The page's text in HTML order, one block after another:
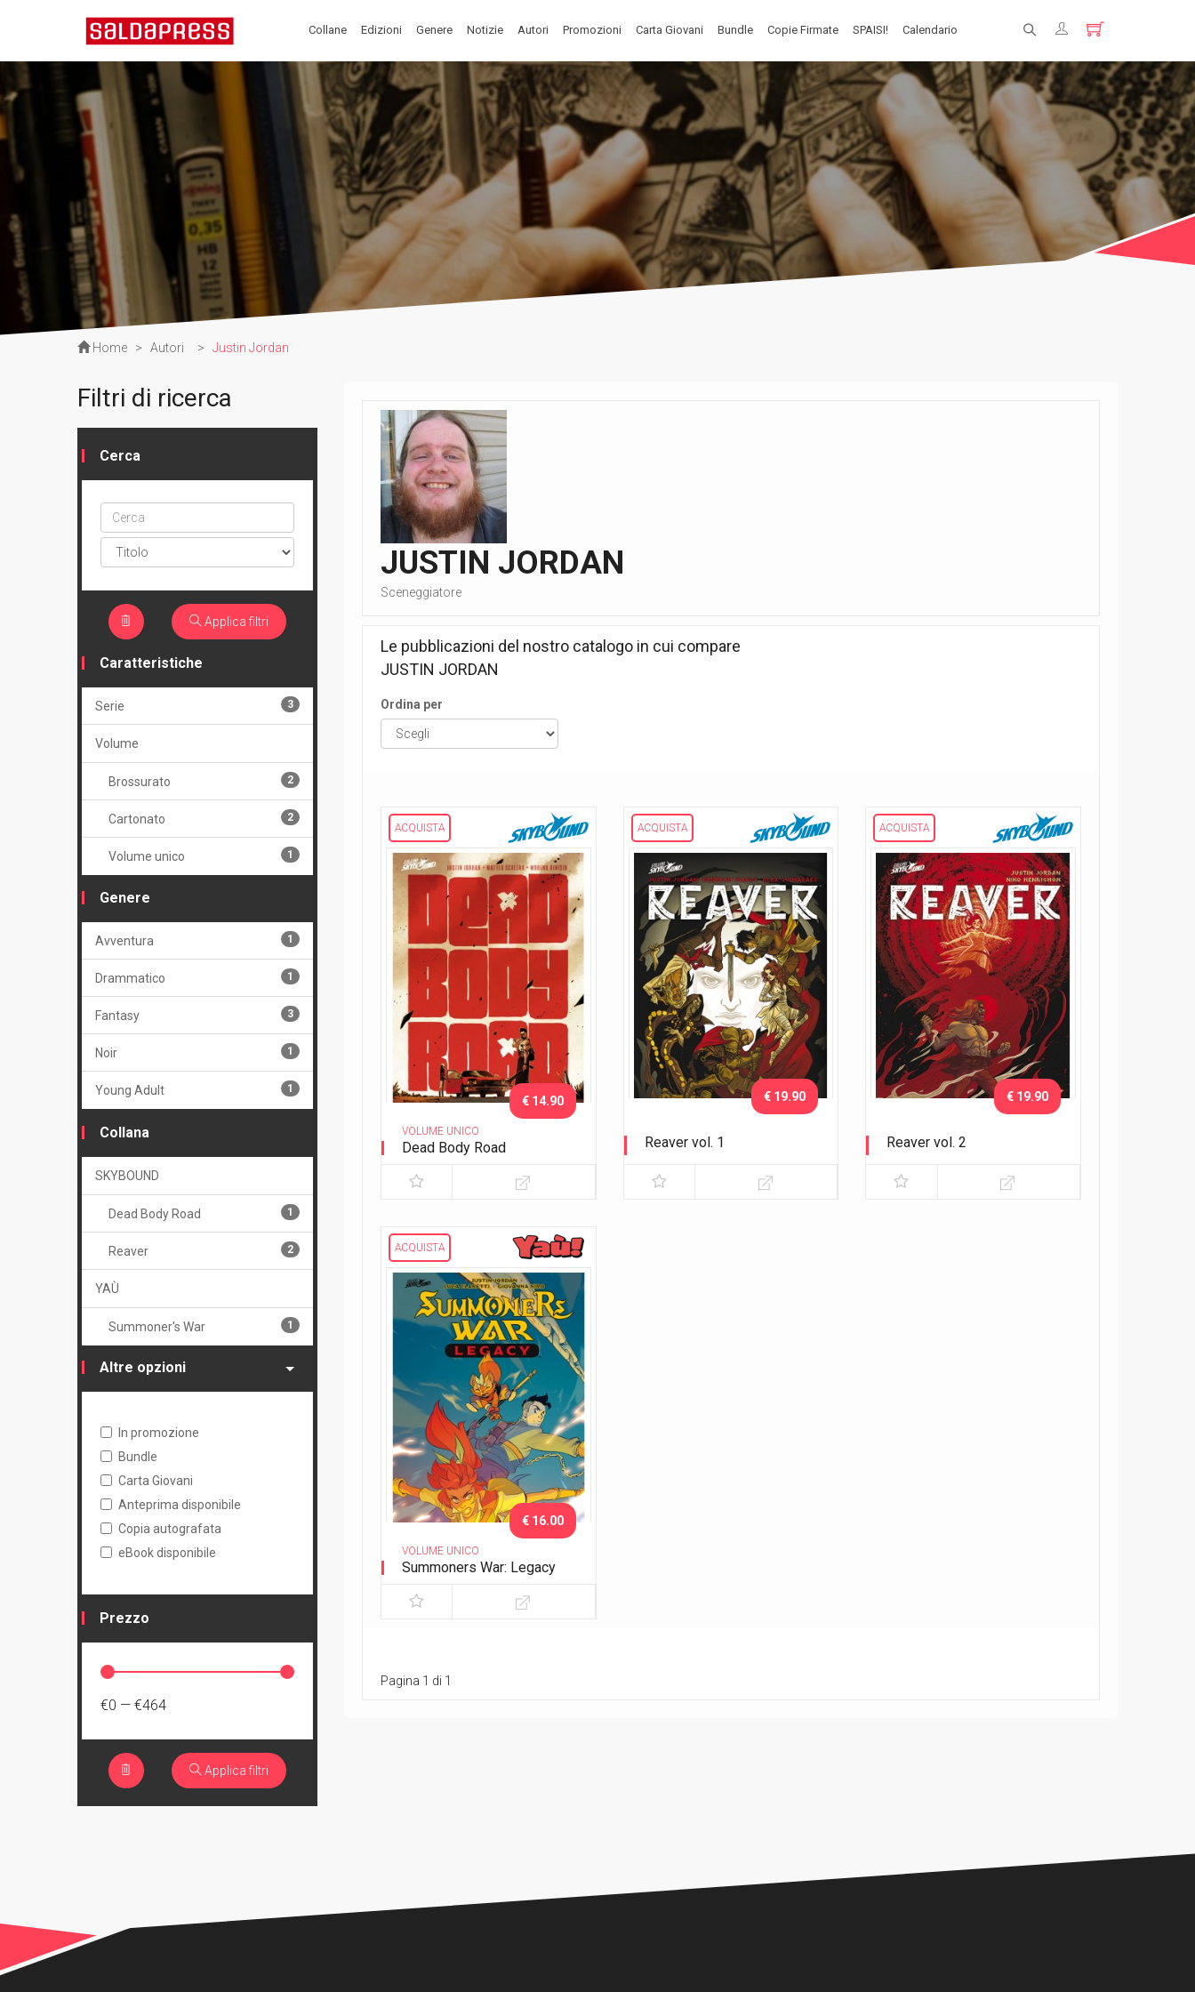
Collane Edizioni Genere Notizie Autori Promozioni Carta Giovani Bundle Copie Firmate SPAISI! Calendario
Registrati
Home > Autori > Justin Jordan
JUSTIN JORDAN
Sceneggiatore
Le pubblicazioni del nostro catalogo in cui compare
JUSTIN JORDAN
Ordina per
ACQUISTA
VOLUME UNICO
Dead Body Road
€ 14.90
ACQUISTA
Reaver vol. 1
€ 19.90
ACQUISTA
Reaver vol. 2
€ 19.90
ACQUISTA
VOLUME UNICO
Summoners War: Legacy
€ 16.00
Pagina 1 di 1
Filtri di ricerca
Cerca
Cerca
ptype
Applica filtri
Caratteristiche
Serie 3
Volume
Brossurato 2
Cartonato 2
Volume unico 1
Genere
Avventura 1
Drammatico 1
Fantasy 3
Noir 1
Young Adult 1
Collana
SKYBOUND
Dead Body Road 1
Reaver 2
YAÙ
Summoner's War 1
Altre opzioni
In promozione
Bundle
Carta Giovani
Anteprima disponibile
Copia autografata
eBook disponibile
Prezzo
€0 — €464
Applica filtri